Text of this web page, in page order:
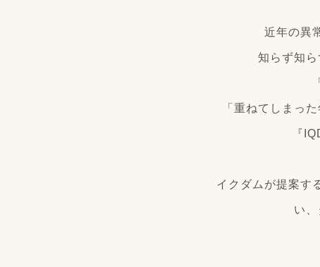
近年の異
知らず知
「重ねてしまっ
『
イクダムが提案す
い